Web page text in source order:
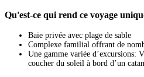
Qu'est-ce qui rend ce voyage
Baie privée avec plage de sable
Complexe familial offrant de
Une gamme variée d’excursions:
coucher du soleil à bord d’un